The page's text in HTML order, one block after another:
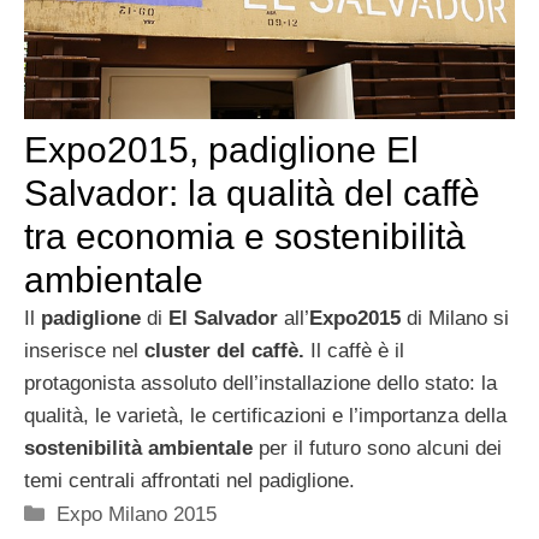
Expo2015, padiglione El
Salvador: la qualità del caffè
tra economia e sostenibilità
ambientale
Il padiglione di El Salvador all’Expo2015 di Milano si
inserisce nel cluster del caffè. Il caffè è il
protagonista assoluto dell’installazione dello stato: la
qualità, le varietà, le certificazioni e l’importanza della
sostenibilità ambientale per il futuro sono alcuni dei
temi centrali affrontati nel padiglione.
Categorie
Expo Milano 2015